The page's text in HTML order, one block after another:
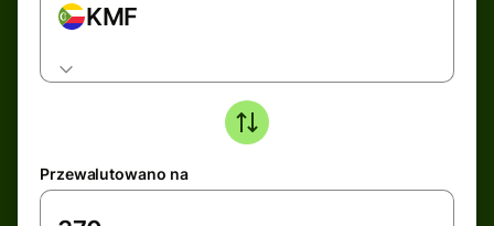
KMF
Przewalutowano na